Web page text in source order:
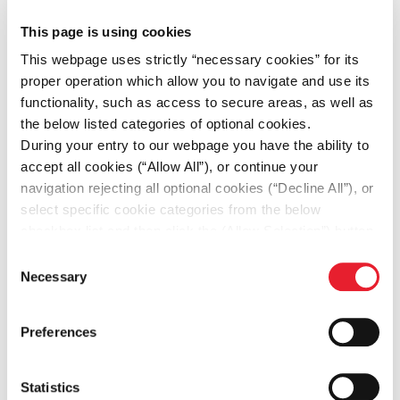
This page is using cookies
This webpage uses strictly “necessary cookies” for its
proper operation which allow you to navigate and use its
functionality, such as access to secure areas, as well as
the below listed categories of optional cookies.
During your entry to our webpage you have the ability to
accept all cookies (“Allow All”), or continue your
navigation rejecting all optional cookies (“Decline All”), or
select specific cookie categories from the below
refer to our
Selection
Necessary
Preferences
Statistics
Χρήση scanner (RF) για εντοπισμό και
καταγραφή προϊόντων
Συσκευασία και προετοιμασία
παραγγελιών προς αποστολή
προϊόντων
Συμμετοχή σε διαδικασίες απογραφής